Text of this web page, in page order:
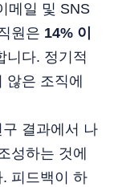
메일 및 SNS
원은 14% 이
니다. 정기적
은 조직에
결과에서 나
성하는 것에
피드백이 하